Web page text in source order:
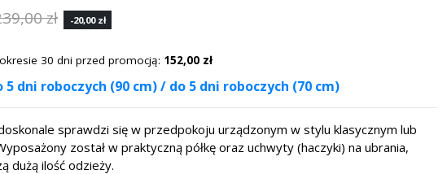
zł -20,00 zł
30 dni przed promocją: 152,00 zł
5 dni roboczych (90 cm) / do 5 dni roboczych (70 cm)
sprawdzi się w przedpokoju urządzonym w stylu klasycznym lub
został w praktyczną półkę oraz uchwyty (haczyki) na ubrania,
dużą ilość odzieży.